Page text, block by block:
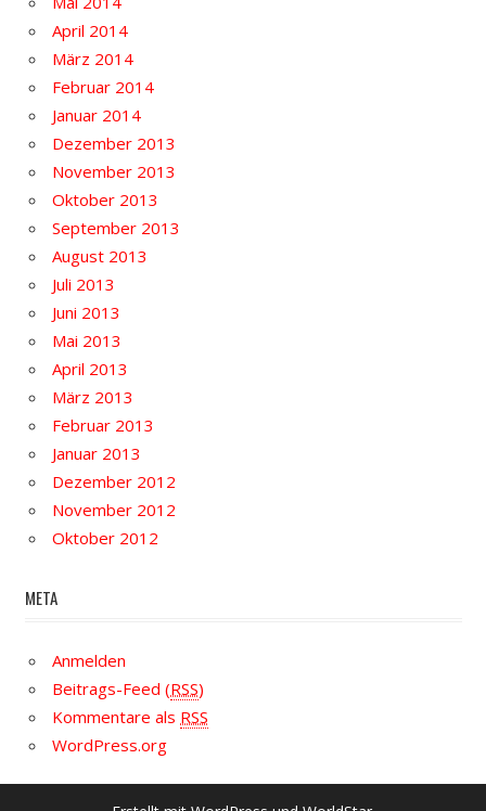
April 2014
März 2014
Februar 2014
Januar 2014
Dezember 2013
November 2013
Oktober 2013
September 2013
August 2013
Juli 2013
Juni 2013
Mai 2013
April 2013
März 2013
Februar 2013
Januar 2013
Dezember 2012
November 2012
Oktober 2012
META
Anmelden
Beitrags-Feed (RSS)
Kommentare als RSS
WordPress.org